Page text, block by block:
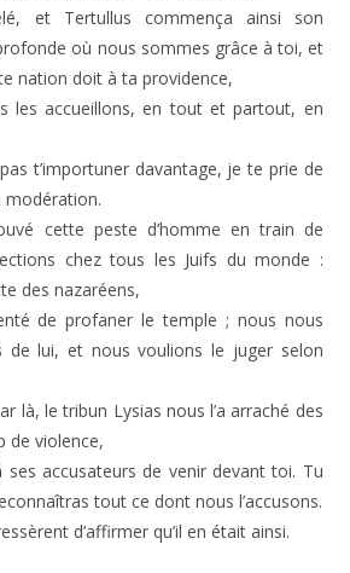
et Tertullus commença ainsi son
où nous sommes grâce à toi, et
nation doit à ta providence,
les accueillons, en tout et partout, en
t’importuner davantage, je te prie de
modération.
cette peste d’homme en train de
chez tous les Juifs du monde :
des nazaréens,
de profaner le temple ; nous nous
de lui, et nous voulions le juger selon
là, le tribun Lysias nous l’a arraché des
de violence,
accusateurs de venir devant toi. Tu
tout ce dont nous l’accusons.
d’affirmer qu’il en était ainsi.